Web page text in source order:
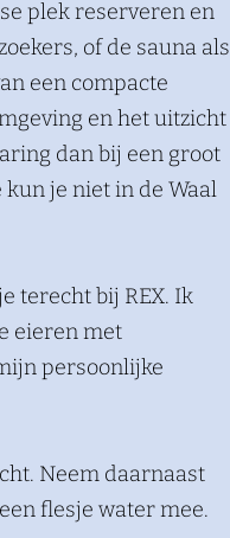
plek reserveren en
of de sauna als
een compacte
en het uitzicht
dan bij een groot
je niet in de Waal
terecht bij REX. Ik
eieren met
persoonlijke
Neem daarnaast
flesje water mee.